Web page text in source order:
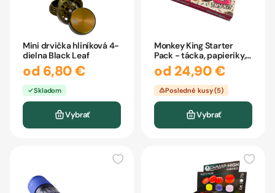
Mini drvička hliníková 4-
dielna Black Leaf
od 6,80 €
Skladom
Vybrať
Monkey King Starter
Pack - tácka, papieriky,
drvička, zapaľovač
od 24,90 €
Posledné kusy (5)
Vybrať